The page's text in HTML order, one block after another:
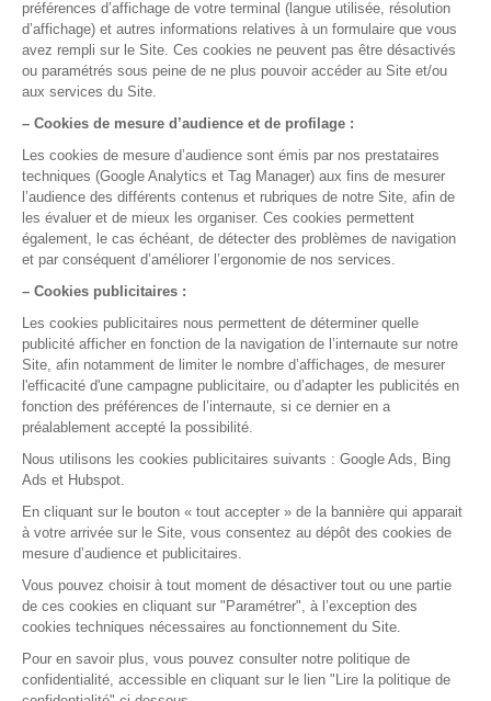
La gestion médicale,
version smart !
Pour qui
Médecin spécialiste
Paramédicaux
Maisons de santé
Centre de santé
Fournisseurs
Nos solutions
Fonctionnalités
Application mobile
A propos
Notre société
Nos agréments
Nos partenaires
Le logiciel
Contact